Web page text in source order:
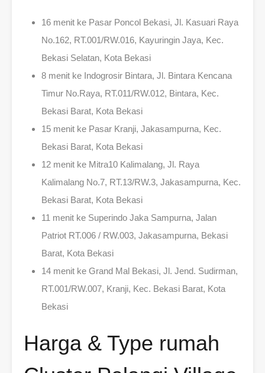
16 menit ke Pasar Poncol Bekasi, Jl. Kasuari Raya
No.162, RT.001/RW.016, Kayuringin Jaya, Kec.
Bekasi Selatan, Kota Bekasi
8 menit ke Indogrosir Bintara, Jl. Bintara Kencana
Timur No.Raya, RT.011/RW.012, Bintara, Kec.
Bekasi Barat, Kota Bekasi
15 menit ke Pasar Kranji, Jakasampurna, Kec.
Bekasi Barat, Kota Bekasi
12 menit ke Mitra10 Kalimalang, Jl. Raya
Kalimalang No.7, RT.13/RW.3, Jakasampurna, Kec.
Bekasi Barat, Kota Bekasi
11 menit ke Superindo Jaka Sampurna, Jalan
Patriot RT.006 / RW.003, Jakasampurna, Bekasi
Barat, Kota Bekasi
14 menit ke Grand Mal Bekasi, Jl. Jend. Sudirman,
RT.001/RW.007, Kranji, Kec. Bekasi Barat, Kota
Bekasi
Harga & Type rumah